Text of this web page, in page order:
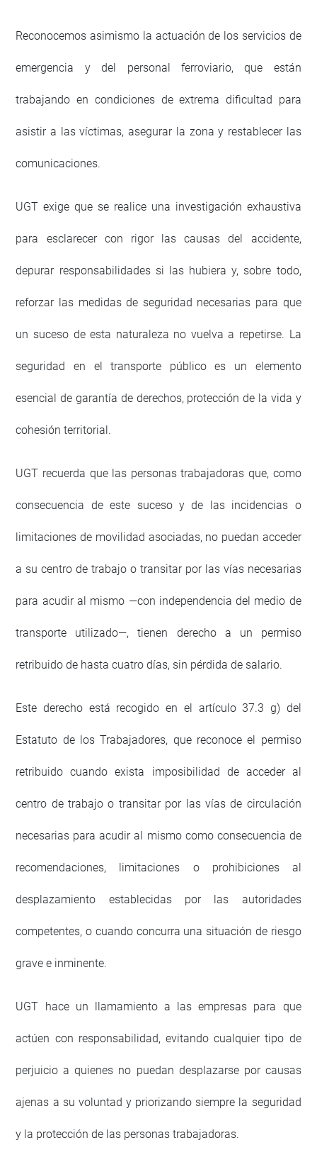
Reconocemos asimismo la actuación de los servicios de
emergencia y del personal ferroviario, que están
trabajando en condiciones de extrema dificultad para
asistir a las víctimas, asegurar la zona y restablecer las
comunicaciones.
UGT exige que se realice una investigación exhaustiva
para esclarecer con rigor las causas del accidente,
depurar responsabilidades si las hubiera y, sobre todo,
reforzar las medidas de seguridad necesarias para que
un suceso de esta naturaleza no vuelva a repetirse. La
seguridad en el transporte público es un elemento
esencial de garantía de derechos, protección de la vida y
cohesión territorial.
UGT recuerda que las personas trabajadoras que, como
consecuencia de este suceso y de las incidencias o
limitaciones de movilidad asociadas, no puedan acceder
a su centro de trabajo o transitar por las vías necesarias
para acudir al mismo —con independencia del medio de
transporte utilizado—, tienen derecho a un permiso
retribuido de hasta cuatro días, sin pérdida de salario.
Este derecho está recogido en el artículo 37.3 g) del
Estatuto de los Trabajadores, que reconoce el permiso
retribuido cuando exista imposibilidad de acceder al
centro de trabajo o transitar por las vías de circulación
necesarias para acudir al mismo como consecuencia de
recomendaciones, limitaciones o prohibiciones al
desplazamiento establecidas por las autoridades
competentes, o cuando concurra una situación de riesgo
grave e inminente.
UGT hace un llamamiento a las empresas para que
actúen con responsabilidad, evitando cualquier tipo de
perjuicio a quienes no puedan desplazarse por causas
ajenas a su voluntad y priorizando siempre la seguridad
y la protección de las personas trabajadoras.